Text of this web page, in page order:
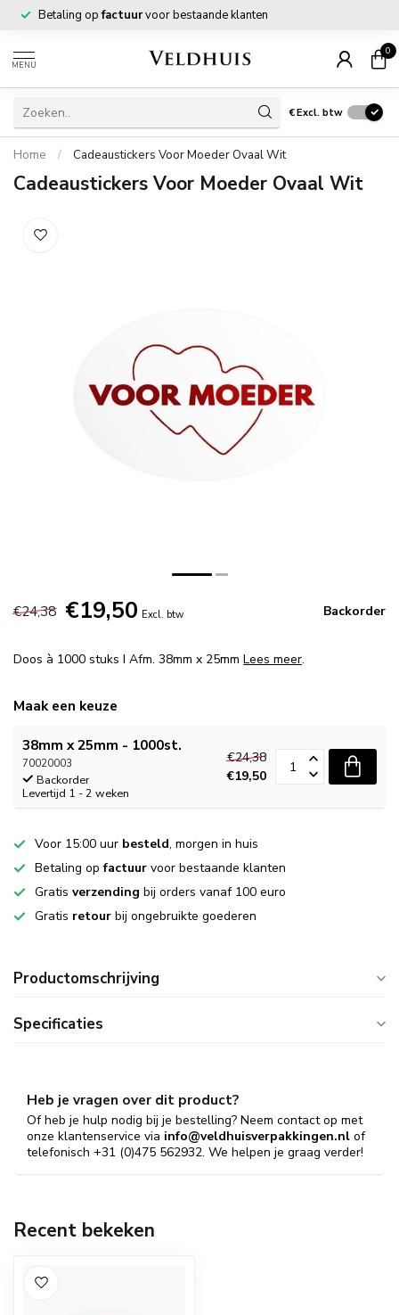
Betaling opfactuurvoor bestaande klanten
MENU
0
€Excl. btw
Home / Cadeaustickers Voor Moeder Ovaal Wit
Cadeaustickers Voor Moeder Ovaal Wit
€24,38 €19,50 Excl. btw Backorder
Doos à 1000 stuks I Afm. 38mm x 25mm Lees meer.
Maak een keuze
38mm x 25mm - 1000st.
70020003
Backorder
Levertijd 1 - 2 weken
€24,38
€19,50
Voor 15:00 uur besteld, morgen in huis
Betaling opfactuur voor bestaande klanten
Gratis verzending bij orders vanaf 100 euro
Gratis retour bij ongebruikte goederen
Productomschrijving
Specificaties
Heb je vragen over dit product?
Of heb je hulp nodig bij je bestelling? Neem contact op met
onze klantenservice via info@veldhuisverpakkingen.nl of
telefonisch +31 (0)475 562932. We helpen je graag verder!
Recent bekeken